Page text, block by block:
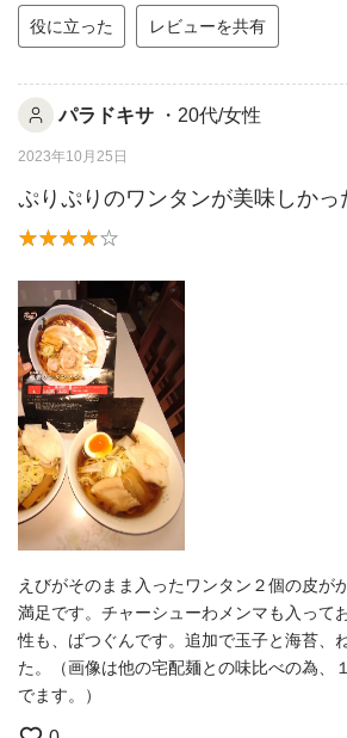
役に立った レビューを共有
パラドキサ ・20代/女性
2023年10月25日
ぷりぷりのワンタンが美味しかっ
えびがそのまま入ったワンタン２個の皮が
満足です。チャーシューわメンマも入って
性も、ばつぐんです。追加で玉子と海苔、
た。（画像は他の宅配麺との味比べの為、
でます。）